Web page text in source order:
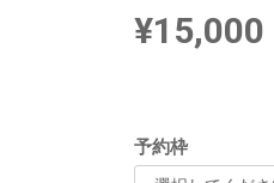
¥15,000
予約枠